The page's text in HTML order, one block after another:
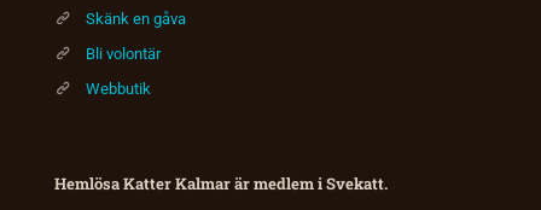
Skänk en gåva
Bli volontär
Webbutik
Hemlösa Katter Kalmar är medlem i Svekatt.